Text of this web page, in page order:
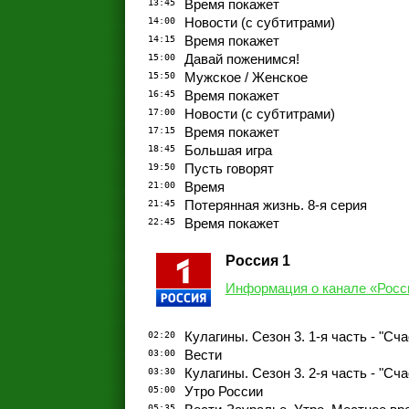
13:45 Время покажет
14:00 Новости (с субтитрами)
14:15 Время покажет
15:00 Давай поженимся!
15:50 Мужское / Женское
16:45 Время покажет
17:00 Новости (с субтитрами)
17:15 Время покажет
18:45 Большая игра
19:50 Пусть говорят
21:00 Время
21:45 Потерянная жизнь. 8-я серия
22:45 Время покажет
Россия 1
Информация о канале
02:20 Кулагины. Сезон 3. 1-я часть -
03:00 Вести
03:30 Кулагины. Сезон 3. 2-я часть -
05:00 Утро России